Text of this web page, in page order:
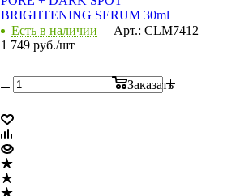
BRIGHTENING SERUM 30ml
Есть в наличии
Арт.: CLM7412
1 749 руб./шт
Заказать